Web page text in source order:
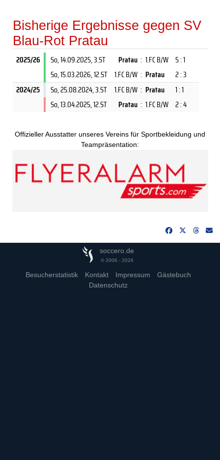
Bisherige Ergebnisse gegen SV
Blau-Rot Pratau
2025/26 So, 14.09.2025, 3.ST Pratau : 1.FC B/W 5 : 1
So, 15.03.2026, 12.ST 1.FC B/W : Pratau
2 : 3
2024/25
So, 25.08.2024, 3.ST 1.FC B/W : Pratau
1 : 1
So, 13.04.2025, 12.ST Pratau : 1.FC B/W 2 : 4
Offizieller Ausstatter unseres Vereins für Sportbekleidung und
Teampräsentation:
soccero.de
© 2006 - 2026
Besucherstatistik Kontakt Impressum
Gästebuch
Datenschutz